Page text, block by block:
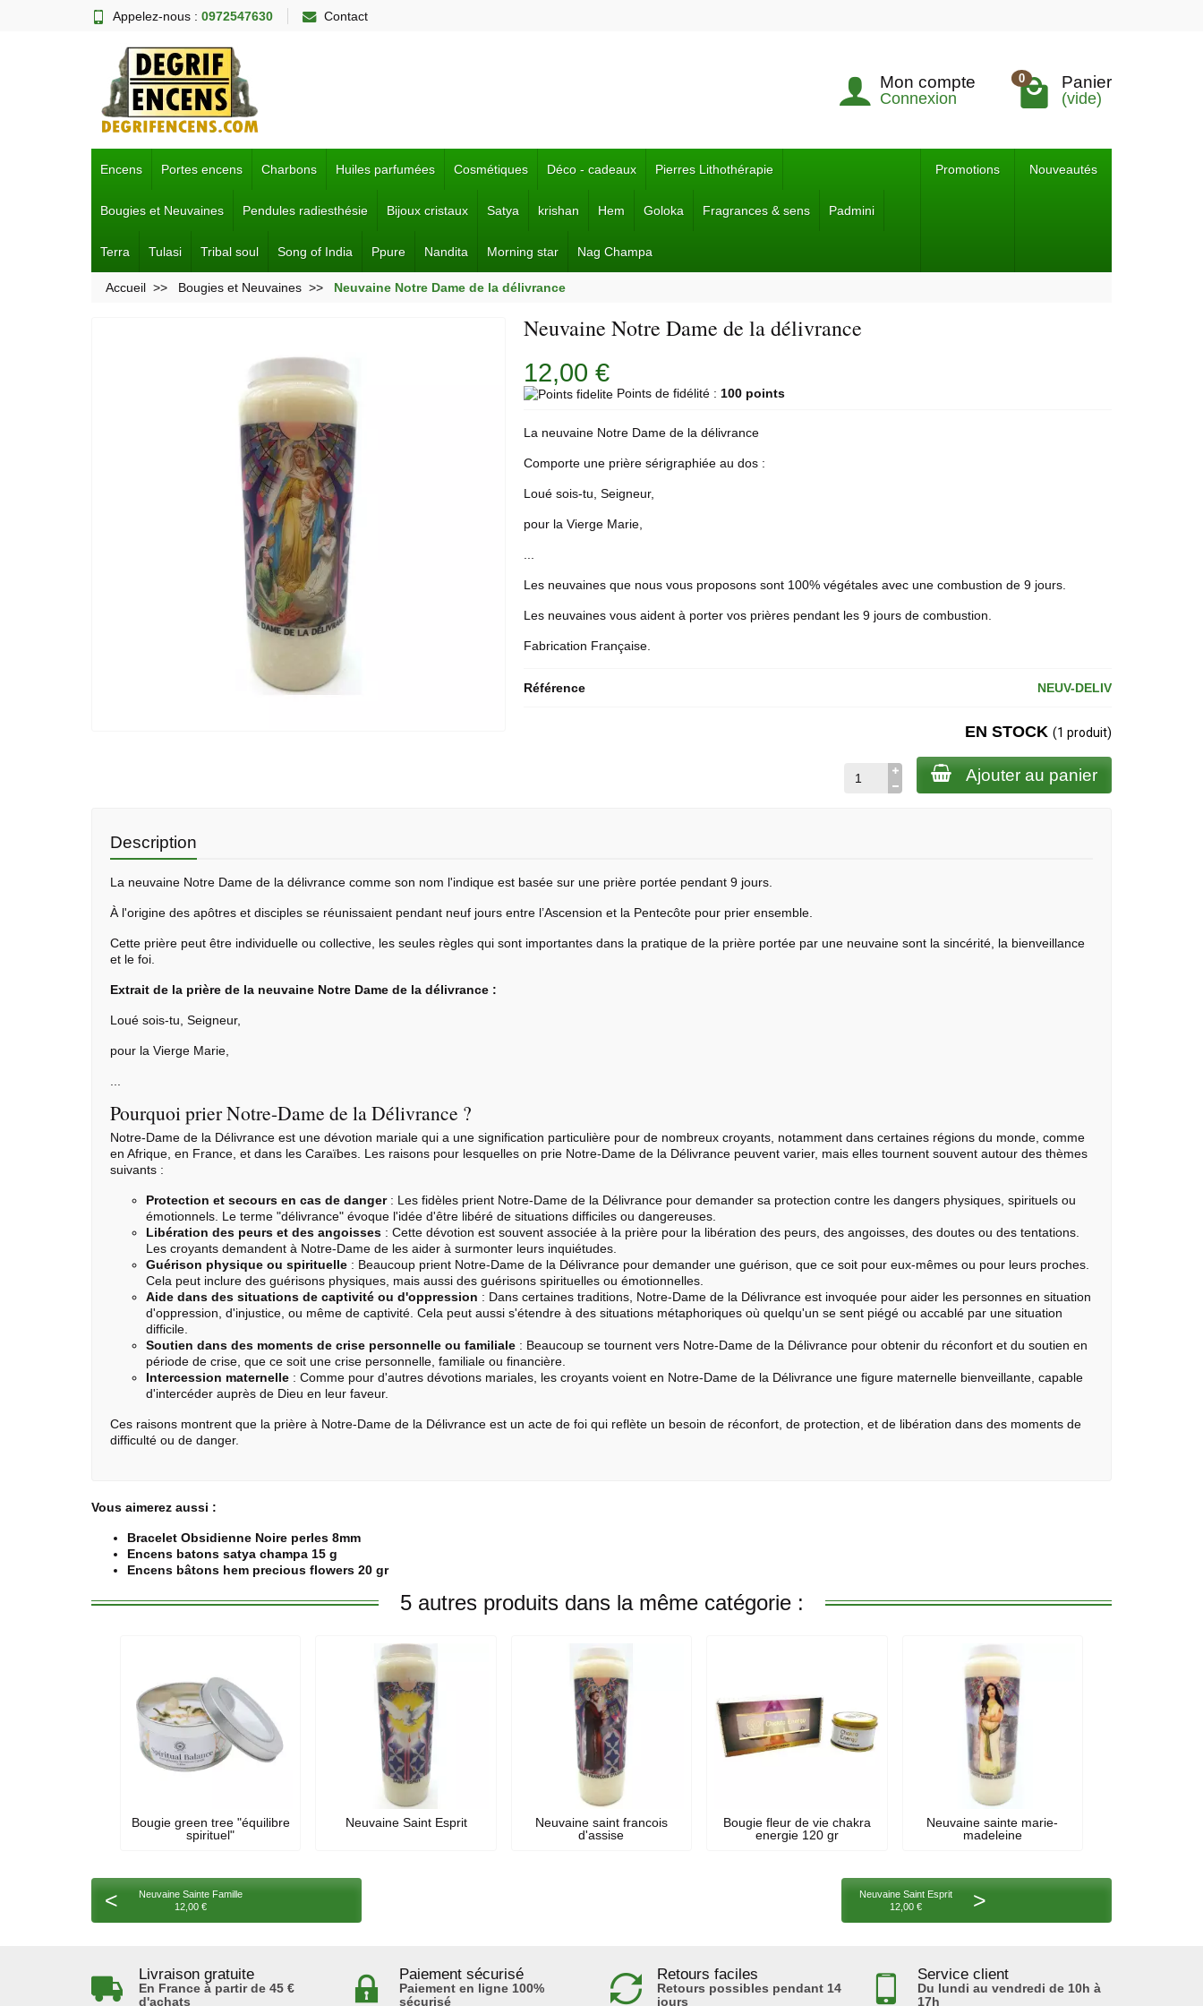
Appelez-nous : 0972547630 Contact
Mon compte
Connexion
0 Panier
(vide)
Encens Portes encens Charbons Huiles parfumées Cosmétiques Déco - cadeaux Pierres Lithothérapie
Bougies et Neuvaines Pendules radiesthésie Bijoux cristaux Satya krishan Hem Goloka Fragrances & sens Padmini
Terra Tulasi Tribal soul Song of India Ppure Nandita Morning star Nag Champa
Promotions Nouveautés
Accueil Bougies et Neuvaines Neuvaine Notre Dame de la délivrance
Neuvaine Notre Dame de la délivrance
12,00 €
Points de fidélité : 100 points
La neuvaine Notre Dame de la délivrance
Comporte une prière sérigraphiée au dos :
Loué sois-tu, Seigneur,
pour la Vierge Marie,
...
Les neuvaines que nous vous proposons sont 100% végétales avec une combustion de 9 jours.
Les neuvaines vous aident à porter vos prières pendant les 9 jours de combustion.
Fabrication Française.
Référence NEUV-DELIV
EN STOCK (1 produit)
Ajouter au panier
Description
La neuvaine Notre Dame de la délivrance comme son nom l'indique est basée sur une prière portée pendant 9 jours.
À l'origine des apôtres et disciples se réunissaient pendant neuf jours entre l’Ascension et la Pentecôte pour prier ensemble.
Cette prière peut être individuelle ou collective, les seules règles qui sont importantes dans la pratique de la prière portée par une neuvaine sont la sincérité, la bienveillance
et le foi.
Extrait de la prière de la neuvaine Notre Dame de la délivrance :
Loué sois-tu, Seigneur,
pour la Vierge Marie,
...
Pourquoi prier Notre-Dame de la Délivrance ?
Notre-Dame de la Délivrance est une dévotion mariale qui a une signification particulière pour de nombreux croyants, notamment dans certaines régions du monde, comme
en Afrique, en France, et dans les Caraïbes. Les raisons pour lesquelles on prie Notre-Dame de la Délivrance peuvent varier, mais elles tournent souvent autour des thèmes
suivants :
Protection et secours en cas de danger: Les fidèles prient Notre-Dame de la Délivrance pour demander sa protection contre les dangers physiques, spirituels ou
émotionnels. Le terme "délivrance" évoque l'idée d'être libéré de situations difficiles ou dangereuses.
Libération des peurs et des angoisses : Cette dévotion est souvent associée à la prière pour la libération des peurs, des angoisses, des doutes ou des tentations.
Les croyants demandent à Notre-Dame de les aider à surmonter leurs inquiétudes.
Guérison physique ou spirituelle : Beaucoup prient Notre-Dame de la Délivrance pour demander une guérison, que ce soit pour eux-mêmes ou pour leurs proches.
Cela peut inclure des guérisons physiques, mais aussi des guérisons spirituelles ou émotionnelles.
Aide dans des situations de captivité ou d'oppression : Dans certaines traditions, Notre-Dame de la Délivrance est invoquée pour aider les personnes en situation
d'oppression, d'injustice, ou même de captivité. Cela peut aussi s'étendre à des situations métaphoriques où quelqu'un se sent piégé ou accablé par une situation
difficile.
Soutien dans des moments de crise personnelle ou familiale : Beaucoup se tournent vers Notre-Dame de la Délivrance pour obtenir du réconfort et du soutien en
période de crise, que ce soit une crise personnelle, familiale ou financière.
Intercession maternelle : Comme pour d'autres dévotions mariales, les croyants voient en Notre-Dame de la Délivrance une figure maternelle bienveillante, capable
d'intercéder auprès de Dieu en leur faveur.
Ces raisons montrent que la prière à Notre-Dame de la Délivrance est un acte de foi qui reflète un besoin de réconfort, de protection, et de libération dans des moments de
difficulté ou de danger.
Vous aimerez aussi :
Bracelet Obsidienne Noire perles 8mm
Encens batons satya champa 15 g
Encens bâtons hem precious flowers 20 gr
5 autres produits dans la même catégorie :
Bougie green tree "équilibre
spirituel"
Neuvaine Saint Esprit
Neuvaine saint francois
d'assise
Bougie fleur de vie chakra
energie 120 gr
Neuvaine sainte marie-
madeleine
<
Neuvaine Sainte Famille
12,00 €
Neuvaine Saint Esprit
12,00 €
>
Livraison gratuite
En France à partir de 45 €
d'achats
Paiement sécurisé
Paiement en ligne 100%
sécurisé
Retours faciles
Retours possibles pendant 14
jours
Service client
Du lundi au vendredi de 10h à
17h